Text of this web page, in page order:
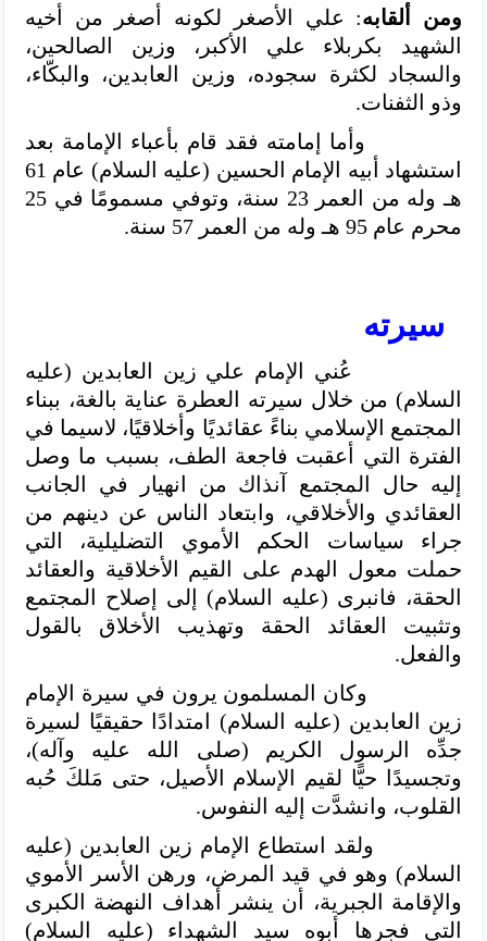
ومن ألقابه: علي الأصغر لكونه أصغر من أخيه
الشهيد بكربلاء علي الأكبر، وزين الصالحين،
والسجاد لكثرة سجوده، وزين العابدين، والبكّاء،
وذو الثفنات.
وأما إمامته فقد قام بأعباء الإمامة بعد
استشهاد أبيه الإمام الحسين (عليه السلام) عام 61
هـ وله من العمر 23 سنة، وتوفي مسمومًا في 25
محرم عام 95 هـ وله من العمر 57 سنة.
سيرته
عُني الإمام علي زين العابدين (عليه
السلام) من خلال سيرته العطرة عناية بالغة، ببناء
المجتمع الإسلامي بناءً عقائديًا وأخلاقيًا، لاسيما في
الفترة التي أعقبت فاجعة الطف، بسبب ما وصل
إليه حال المجتمع آنذاك من انهيار في الجانب
العقائدي والأخلاقي، وابتعاد الناس عن دينهم من
جراء سياسات الحكم الأموي التضليلية، التي
حملت معول الهدم على القيم الأخلاقية والعقائد
الحقة، فانبرى (عليه السلام) إلى إصلاح المجتمع
وتثبيت العقائد الحقة وتهذيب الأخلاق بالقول
والفعل.
وكان المسلمون يرون في سيرة الإمام
زين العابدين (عليه السلام) امتدادًا حقيقيًا لسيرة
جدِّه الرسول الكريم (صلى الله عليه وآله)،
وتجسيدًا حيًّا لقيم الإسلام الأصيل، حتى مَلكَ حُبه
القلوب، وانشدَّت إليه النفوس.
ولقد استطاع الإمام زين العابدين (عليه
السلام) وهو في قيد المرض، ورهن الأسر الأموي
والإقامة الجبرية، أن ينشر أهداف النهضة الكبرى
التي فجرها أبوه سيد الشهداء (عليه السلام)